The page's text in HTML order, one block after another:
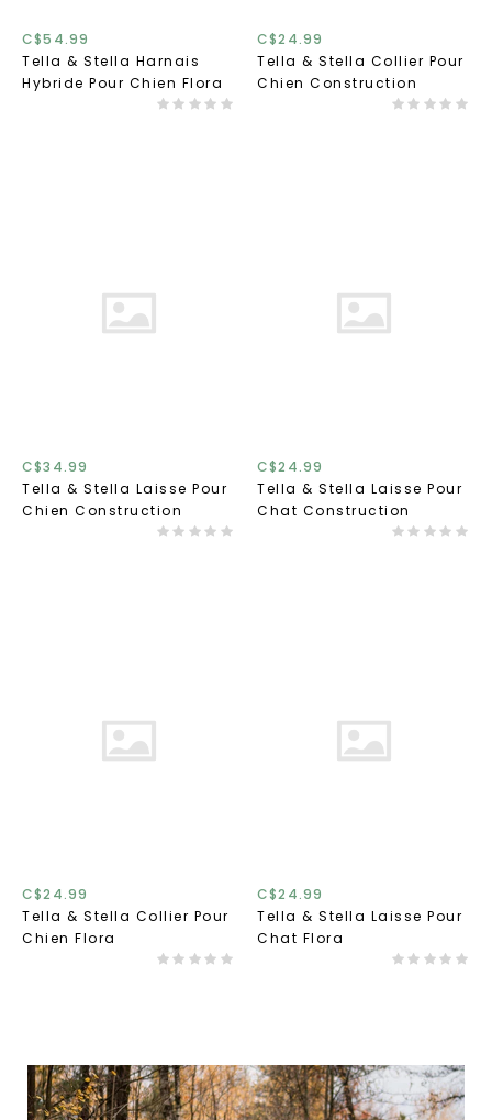
C$54.99
Tella & Stella Harnais
Hybride Pour Chien Flora
C$24.99
Tella & Stella Collier Pour
Chien Construction
C$34.99
Tella & Stella Laisse Pour
Chien Construction
C$24.99
Tella & Stella Laisse Pour
Chat Construction
C$24.99
Tella & Stella Collier Pour
Chien Flora
C$24.99
Tella & Stella Laisse Pour
Chat Flora